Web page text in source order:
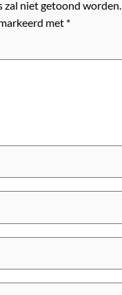
zal niet getoond worden.
met *